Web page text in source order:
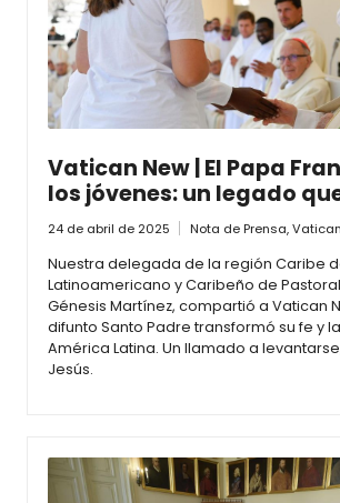
Vatican New | El Papa
los jóvenes: un legado
24 de abril de 2025 Nota de Prensa,
Nuestra delegada de la región Caribe
Latinoamericano y Caribeño de
Génesis Martínez, compartió a Vatican
difunto Santo Padre transformó su fe y
América Latina. Un llamado a
Jesús.